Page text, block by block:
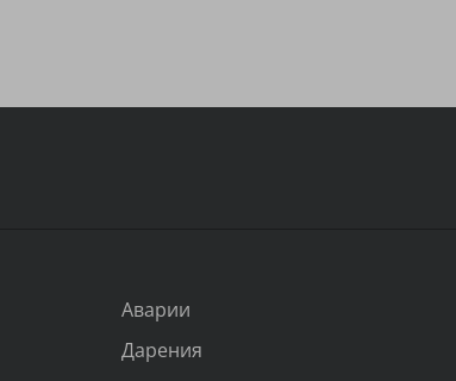
Аварии
Дарения